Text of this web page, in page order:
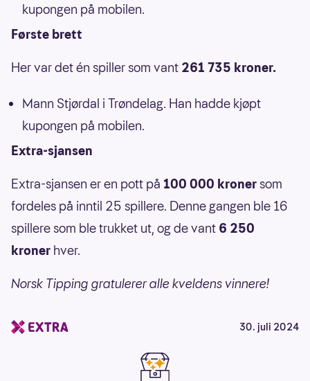
kupongen på mobilen.
Første brett
Her var det én spiller som vant 261 735 kroner.
Mann Stjørdal i Trøndelag. Han hadde kjøpt
kupongen på mobilen.
Extra-sjansen
Extra-sjansen er en pott på 100 000 kroner som
fordeles på inntil 25 spillere. Denne gangen ble 16
spillere som ble trukket ut, og de vant 6 250
kroner hver.
Norsk Tipping gratulerer alle kveldens vinnere!
30. juli 2024